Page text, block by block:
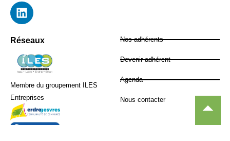
Réseaux
Membre du groupement ILES
Entreprises
Nos adhérents
Devenir adhérent
Agenda
Nous contacter